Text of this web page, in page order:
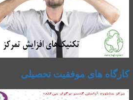
کارگاه های موفقیت تحصیلی